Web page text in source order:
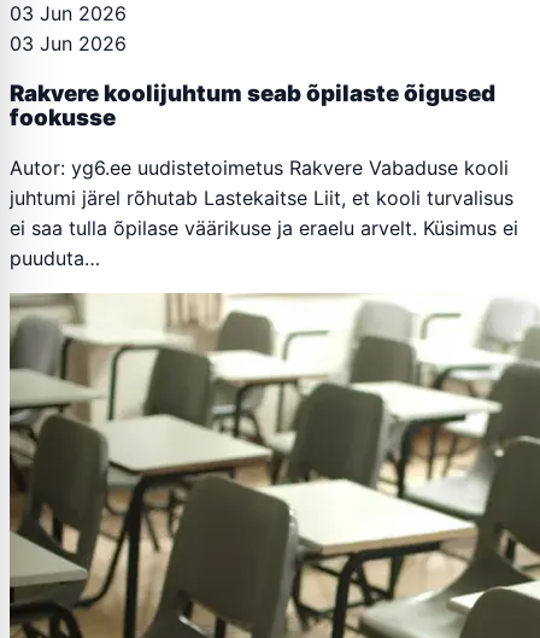
03 Jun 2026
03 Jun 2026
Rakvere koolijuhtum seab õpilaste õigused
fookusse
Autor: yg6.ee uudistetoimetus Rakvere Vabaduse kooli
juhtumi järel rõhutab Lastekaitse Liit, et kooli turvalisus
ei saa tulla õpilase väärikuse ja eraelu arvelt. Küsimus ei
puuduta…